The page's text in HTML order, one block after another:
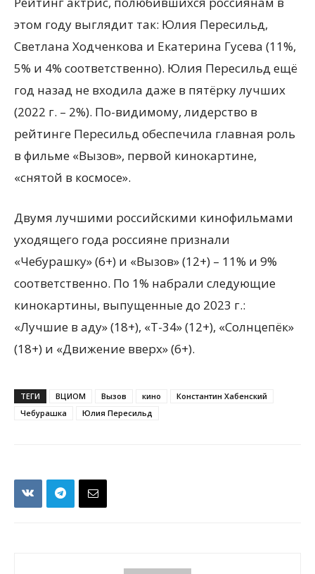
этом году выглядит так: Юлия Пересильд,
Светлана Ходченкова и Екатерина Гусева (11%,
5% и 4% соответственно). Юлия Пересильд ещё
год назад не входила даже в пятёрку лучших
(2022 г. – 2%). По-видимому, лидерство в
рейтинге Пересильд обеспечила главная роль
в фильме «Вызов», первой кинокартине,
«снятой в космосе».
Двумя лучшими российскими кинофильмами
уходящего года россияне признали
«Чебурашку» (6+) и «Вызов» (12+) – 11% и 9%
соответственно. По 1% набрали следующие
кинокартины, выпущенные до 2023 г.:
«Лучшие в аду» (18+), «Т-34» (12+), «Солнцепёк»
(18+) и «Движение вверх» (6+).
ТЕГИ ВЦИОМ Вызов кино
Константин Хабенский
Чебурашка
Юлия Пересильд